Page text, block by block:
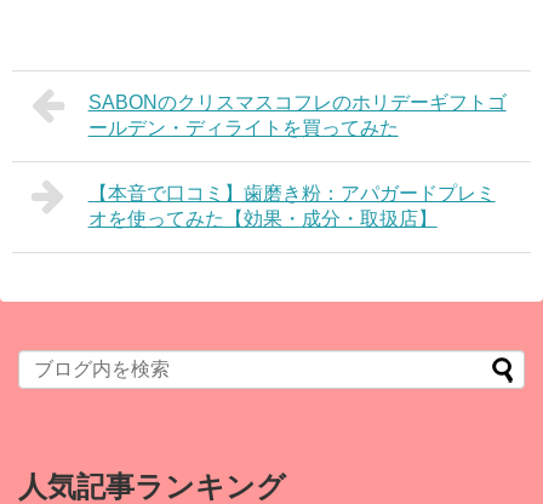
SABONのクリスマスコフレのホリデーギフトゴ
ールデン・ディライトを買ってみた
【本音で口コミ】歯磨き粉：アパガードプレミ
オを使ってみた【効果・成分・取扱店】
人気記事ランキング